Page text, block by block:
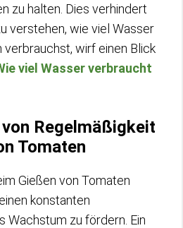
zu halten. Dies verhindert
verstehen, wie viel Wasser
verbrauchst, wirf einen Blick
viel Wasser verbraucht
Regelmäßigkeit
Tomaten
Gießen von Tomaten
konstanten
Wachstum zu fördern. Ein